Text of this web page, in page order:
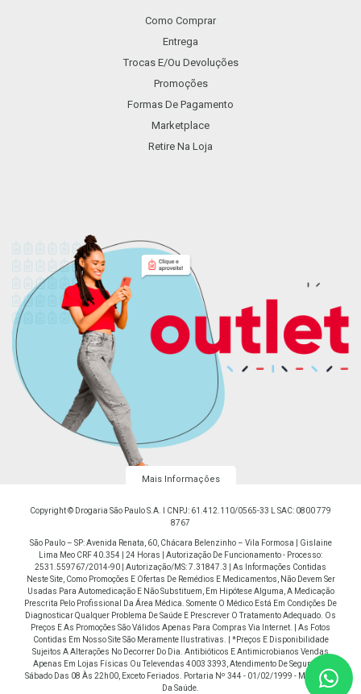
Como Comprar
Entrega
Trocas E/ou Devoluções
Promoções
Formas De Pagamento
Marketplace
Retire Na Loja
Mais Informações
Copyright © Drogaria São Paulo S.A. I CNPJ: 61.412.110/0565-33 L SAC: 0800 779
8767
São Paulo – SP: Avenida Renata, 60, Chácara Belenzinho – Vila Formosa | Gislaine
Lima Meo CRF 40.354 | 24 Horas | Autorização De Funcionamento - Processo:
2531.559767/2014-90 | Autorização/MS: 7.31847.3 | As Informações Contidas
Neste Site, Como Promoções E Ofertas De Remédios E Medicamentos, Não Devem Ser
Usadas Para Automedicação E Não Substituem, Em Hipótese Alguma, A Medicação
Prescrita Pelo Profissional Da Área Médica. Somente O Médico Está Em Condições De
Diagnosticar Qualquer Problema De Saúde E Prescrever O Tratamento Adequado. Os
Preços E As Promoções São Válidos Apenas Para Compras Via Internet. | As Fotos
Contidas Em Nosso Site São Meramente Ilustrativas. | *Preços E Disponibilidade
Sujeitos A Alterações No Decorrer Do Dia. Antibióticos E Antimicrobianos Vendas
Apenas Em Lojas Físicas Ou Televendas 4003 3393, Atendimento De Segunda À
Sábado Das 08 Às 22h00, Exceto Feriados. Portaria Nº 344 - 01/02/1999 - Ministério
Da Saúde.